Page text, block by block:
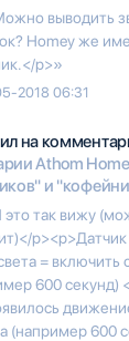
выводить
Homey же
p>»
2018 06:31
на
Athom
и
это так вижу
= включить
600 секунд)
(например 600